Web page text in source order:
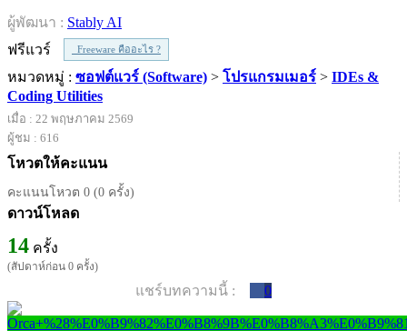
ผู้พัฒนา : Stably AI
ฟรีแวร์
Freeware คืออะไร ?
หมวดหมู่ : ซอฟต์แวร์ (Software) > โปรแกรมเมอร์ > IDEs &
Coding Utilities
เมื่อ : 22 พฤษภาคม 2569
ผู้ชม : 616
โหวตให้คะแนน
คะแนนโหวต 0 (0 ครั้ง)
ดาวน์โหลด
14 ครั้ง
(สัปดาห์ก่อน 0 ครั้ง)
แชร์บทความนี้ : 0